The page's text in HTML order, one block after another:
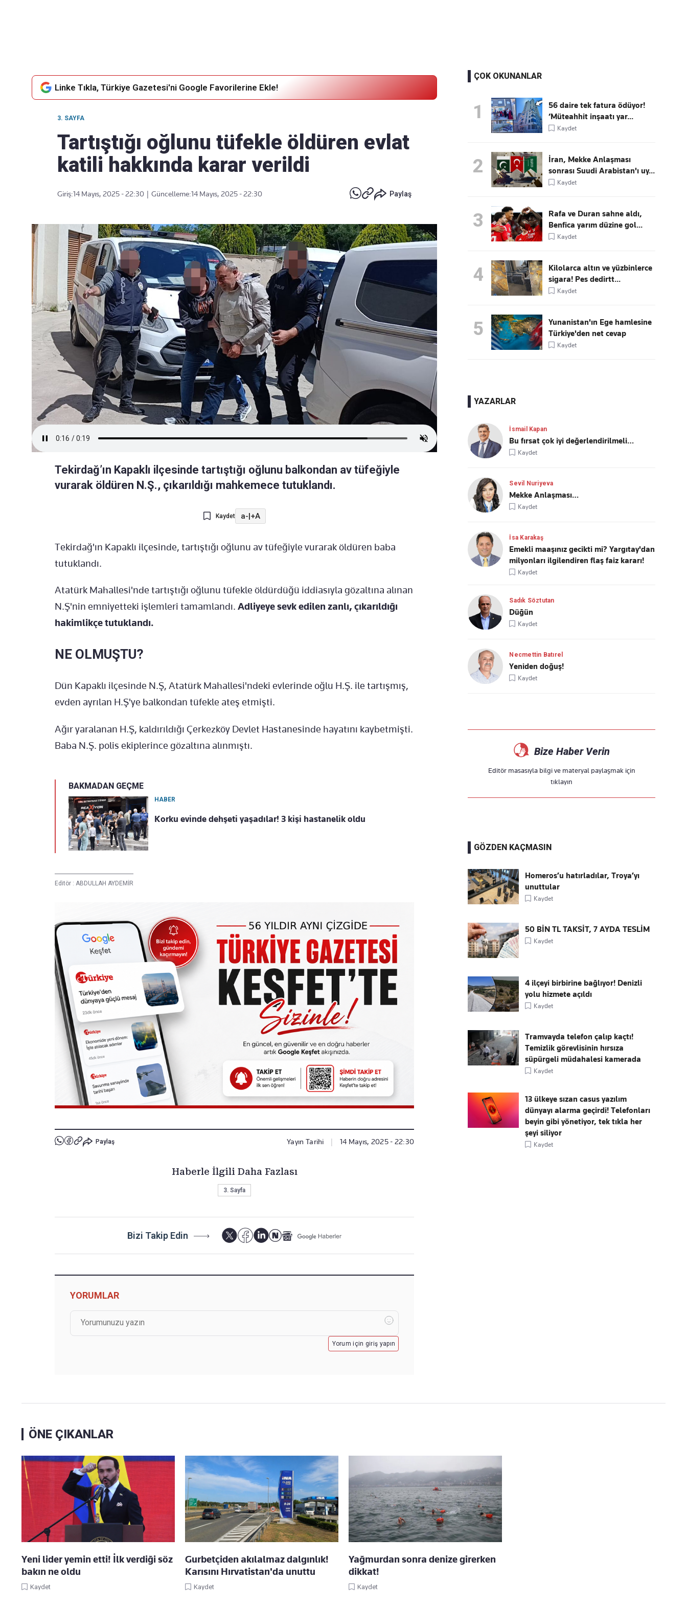
Linke Tıkla, Türkiye Gazetesi'ni Google Favorilerine Ekle!
3. SAYFA
Tartıştığı oğlunu tüfekle öldüren evlat
katili hakkında karar verildi
Giriş:14 Mayıs, 2025 - 22:30 Güncelleme:14 Mayıs, 2025 - 22:30 Paylaş
Tekirdağ’ın Kapaklı ilçesinde tartıştığı oğlunu balkondan av tüfeğiyle
vurarak öldüren N.Ş., çıkarıldığı mahkemece tutuklandı.
Kaydet a-|+A
Tekirdağ'ın Kapaklı ilçesinde, tartıştığı oğlunu av tüfeğiyle vurarak öldüren baba
tutuklandı.
Atatürk Mahallesi'nde tartıştığı oğlunu tüfekle öldürdüğü iddiasıyla gözaltına alınan
N.Ş'nin emniyetteki işlemleri tamamlandı. Adliyeye sevk edilen zanlı, çıkarıldığı
hakimlikçe tutuklandı.
NE OLMUŞTU?
Dün Kapaklı ilçesinde N.Ş, Atatürk Mahallesi'ndeki evlerinde oğlu H.Ş. ile tartışmış,
evden ayrılan H.Ş'ye balkondan tüfekle ateş etmişti.
Ağır yaralanan H.Ş, kaldırıldığı Çerkezköy Devlet Hastanesinde hayatını kaybetmişti.
Baba N.Ş. polis ekiplerince gözaltına alınmıştı.
BAKMADAN GEÇME
HABER
Korku evinde dehşeti yaşadılar! 3 kişi hastanelik oldu
Editör : ABDULLAH AYDEMİR
Paylaş Yayın Tarihi 14 Mayıs, 2025 - 22:30
Haberle İlgili Daha Fazlası
3. Sayfa
Bizi Takip Edin
YORUMLAR
Yorum için giriş yapın
ÇOK OKUNANLAR
1
56 daire tek fatura ödüyor!
‘Müteahhit inşaatı yar...
Kaydet
2
İran, Mekke Anlaşması
sonrası Suudi Arabistan'ı uy...
Kaydet
3
Rafa ve Duran sahne aldı,
Benfica yarım düzine gol...
Kaydet
4
Kilolarca altın ve yüzbinlerce
sigara! Pes dedirtt...
Kaydet
5
Yunanistan'ın Ege hamlesine
Türkiye'den net cevap
Kaydet
YAZARLAR
İsmail Kapan
Bu fırsat çok iyi değerlendirilmeli…
Kaydet
Sevil Nuriyeva
Mekke Anlaşması…
Kaydet
İsa Karakaş
Emekli maaşınız gecikti mi? Yargıtay'dan
milyonları ilgilendiren flaş faiz kararı!
Kaydet
Sadık Söztutan
Düğün
Kaydet
Necmettin Batırel
Yeniden doğuş!
Kaydet
Bize Haber Verin
Editör masasıyla bilgi ve materyal paylaşmak için
tıklayın
GÖZDEN KAÇMASIN
Homeros’u hatırladılar, Troya’yı
unuttular
Kaydet
50 BİN TL TAKSİT, 7 AYDA TESLİM
Kaydet
4 ilçeyi birbirine bağlıyor! Denizli
yolu hizmete açıldı
Kaydet
Tramvayda telefon çalıp kaçtı!
Temizlik görevlisinin hırsıza
süpürgeli müdahalesi kamerada
Kaydet
13 ülkeye sızan casus yazılım
dünyayı alarma geçirdi! Telefonları
beyin gibi yönetiyor, tek tıkla her
şeyi siliyor
Kaydet
ÖNE ÇIKANLAR
Yeni lider yemin etti! İlk verdiği söz
bakın ne oldu
Kaydet
Gurbetçiden akılalmaz dalgınlık!
Karısını Hırvatistan'da unuttu
Kaydet
Yağmurdan sonra denize girerken
dikkat!
Kaydet